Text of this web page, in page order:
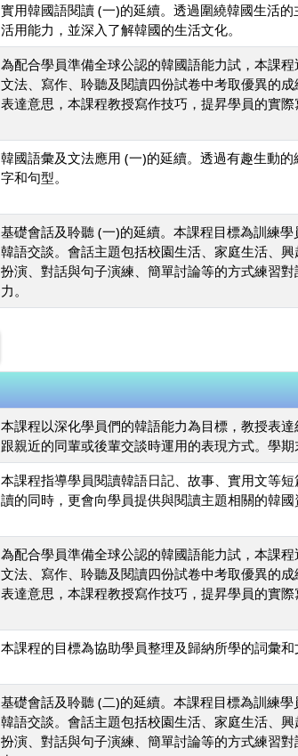
實用韓國語閱讀 (一)的延續。透過圍繞韓國生活
活用能力，並深入了解韓國的生活文化。
為配合學員準備全球公認的韓國語能力試，本課
文法、寫作、聆聽及閱讀四份試卷中考取優異的
表達意思，本課程教授寫作技巧，提昇學員的實
韓國語彙及文法應用 (一)的延續。透過有趣生動
字和句型。
基礎會話及聆聽 (一)的延續。本課程目標為訓練
韓語交談。會話主題包括校園生活、家庭生活、
扮演、對話與句子演練、簡單討論等的方式練習
力。
本課程以深化學員們的韓語能力為目標，教授表
跟親近的同輩或後輩交談時運用的表現方式。學
本課程指導學員閱讀韓語日記、故事、實用文等
讀的同時，更會向學員提供與閱讀主題相關的韓國
為配合學員準備全球公認的韓國語能力試，本課
文法、寫作、聆聽及閱讀四份試卷中考取優異的
表達意思，本課程教授寫作技巧，提昇學員的實
本課程的目標為協助學員整理及歸納所學的詞彙
基礎會話及聆聽 (二)的延續。本課程目標為訓練
韓語交談。會話主題包括校園生活、家庭生活、
扮演、對話與句子演練、簡單討論等的方式練習